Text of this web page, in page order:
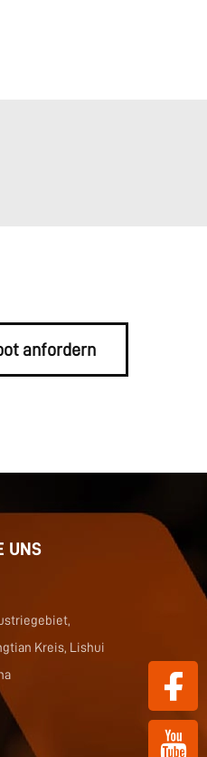
anfordern
UNS
Kreis, Lishui